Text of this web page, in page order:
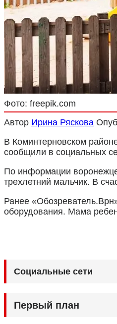
Фото: freepik.com
Автор Ирина Ряскова
В Коминтерновском
сообщили в социальных
По информации
трехлетний мальчик. В
Ранее
оборудования. Мама
Социальные сети
Первый план